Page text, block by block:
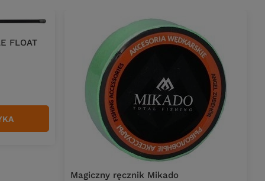
FLOAT
Magiczny ręcznik Mikado